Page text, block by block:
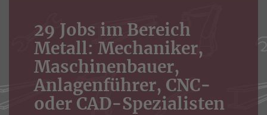
29 Jobs im Bereich
Metall: Mechaniker,
Maschinenbauer,
Anlagenführer, CNC-
oder CAD-Spezialisten